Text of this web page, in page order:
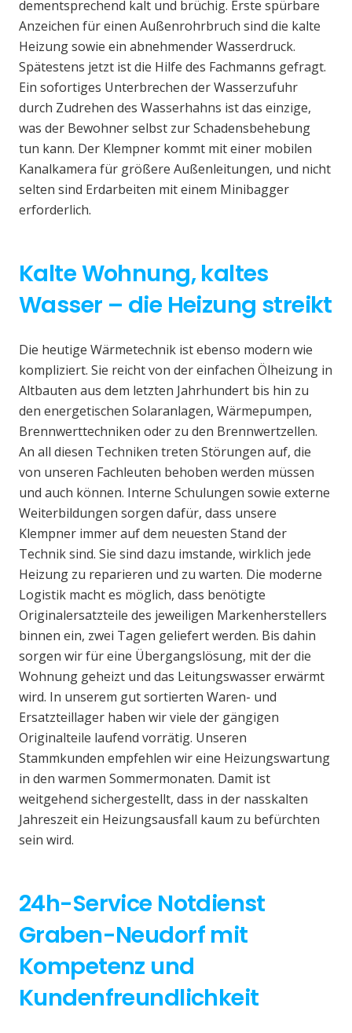
dementsprechend kalt und brüchig. Erste spürbare
Anzeichen für einen Außenrohrbruch sind die kalte
Heizung sowie ein abnehmender Wasserdruck.
Spätestens jetzt ist die Hilfe des Fachmanns gefragt.
Ein sofortiges Unterbrechen der Wasserzufuhr
durch Zudrehen des Wasserhahns ist das einzige,
was der Bewohner selbst zur Schadensbehebung
tun kann. Der Klempner kommt mit einer mobilen
Kanalkamera für größere Außenleitungen, und nicht
selten sind Erdarbeiten mit einem Minibagger
erforderlich.
Kalte Wohnung, kaltes
Wasser – die Heizung streikt
Die heutige Wärmetechnik ist ebenso modern wie
kompliziert. Sie reicht von der einfachen Ölheizung in
Altbauten aus dem letzten Jahrhundert bis hin zu
den energetischen Solaranlagen, Wärmepumpen,
Brennwerttechniken oder zu den Brennwertzellen.
An all diesen Techniken treten Störungen auf, die
von unseren Fachleuten behoben werden müssen
und auch können. Interne Schulungen sowie externe
Weiterbildungen sorgen dafür, dass unsere
Klempner immer auf dem neuesten Stand der
Technik sind. Sie sind dazu imstande, wirklich jede
Heizung zu reparieren und zu warten. Die moderne
Logistik macht es möglich, dass benötigte
Originalersatzteile des jeweiligen Markenherstellers
binnen ein, zwei Tagen geliefert werden. Bis dahin
sorgen wir für eine Übergangslösung, mit der die
Wohnung geheizt und das Leitungswasser erwärmt
wird. In unserem gut sortierten Waren- und
Ersatzteillager haben wir viele der gängigen
Originalteile laufend vorrätig. Unseren
Stammkunden empfehlen wir eine Heizungswartung
in den warmen Sommermonaten. Damit ist
weitgehend sichergestellt, dass in der nasskalten
Jahreszeit ein Heizungsausfall kaum zu befürchten
sein wird.
24h-Service Notdienst
Graben-Neudorf mit
Kompetenz und
Kundenfreundlichkeit